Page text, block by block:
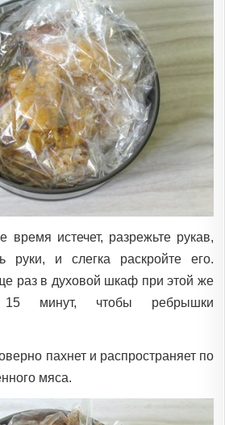
время истечет, разрежьте рукав,
руки, и слегка раскройте его.
раз в духовой шкаф при этой же
15 минут, чтобы ребрышки
пахнет и распространяет по
мяса.